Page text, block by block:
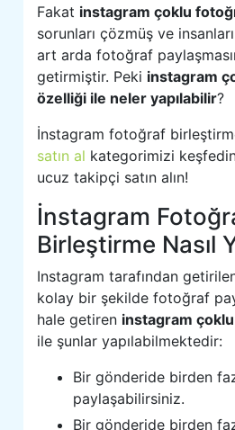
Fakat instagram çoklu
sorunları çözmüş ve
art arda fotoğraf
getirmiştir. Peki instagram
özelliği ile neler yapılabilir?
İnstagram fotoğraf
satın al kategorimizi
ucuz takipçi satın alın!
İnstagram
Birleştirme Nasıl
Instagram tarafından
kolay bir şekilde fotoğraf
hale getiren instagram
ile şunlar yapılabilmektedir:
Bir gönderide birden
paylaşabilirsiniz.
Bir gönderide birden